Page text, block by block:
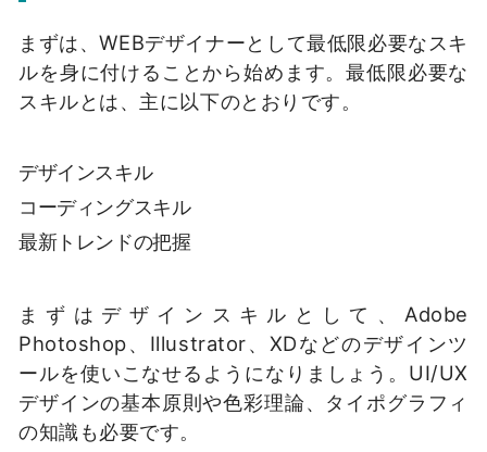
まずは、WEBデザイナーとして最低限必要なスキ
ルを身に付けることから始めます。最低限必要な
スキルとは、主に以下のとおりです。
デザインスキル
コーディングスキル
最新トレンドの把握
まずはデザインスキルとして、Adobe
Photoshop、Illustrator、XDなどのデザインツ
ールを使いこなせるようになりましょう。UI/UX
デザインの基本原則や色彩理論、タイポグラフィ
の知識も必要です。